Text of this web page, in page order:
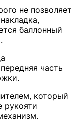
не позволяет
баллонный
часть
который
рукояти